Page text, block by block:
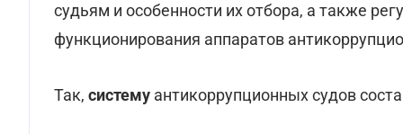
судьям и особенности их отбора, а также
функционирования аппаратов
Так, систему антикоррупционных судов